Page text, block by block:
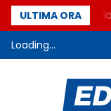
ULTIMA ORA
Riforma del
Loading...